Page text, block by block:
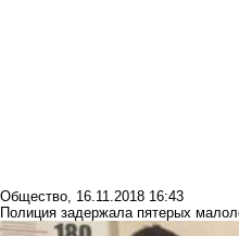
Общество, 16.11.2018 16:43
Полиция задержала пятерых